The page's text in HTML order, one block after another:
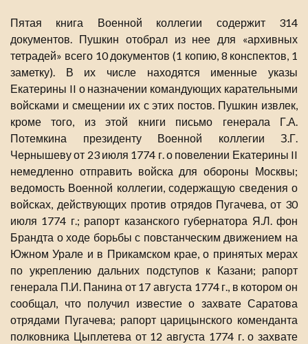
Пятая книга Военной коллегии содержит 314
документов. Пушкин отобрал из нее для «архивных
тетрадей» всего 10 документов (1 копию, 8 конспектов, 1
заметку). В их числе находятся именные указы
Екатерины II о назначении командующих карательными
войсками и смещении их с этих постов. Пушкин извлек,
кроме того, из этой книги письмо генерала Г.А.
Потемкина президенту Военной коллегии З.Г.
Чернышеву от 23 июля 1774 г. о повелении Екатерины II
немедленно отправить войска для обороны Москвы;
ведомость Военной коллегии, содержащую сведения о
войсках, действующих против отрядов Пугачева, от 30
июля 1774 г.; рапорт казанского губернатора Я.Л. фон
Брандта о ходе борьбы с повстанческим движением на
Южном Урале и в Прикамском крае, о принятых мерах
по укреплению дальних подступов к Казани; рапорт
генерала П.И. Панина от 17 августа 1774 г., в котором он
сообщал, что получил известие о захвате Саратова
отрядами Пугачева; рапорт царицынского коменданта
полковника Цыплетева от 12 августа 1774 г. о захвате